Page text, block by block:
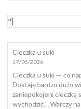
"]
Cieczka u suki
17/05/2026
Cieczka u suki — co
Dostaję bardzo dużo
zaniepokojeni cieczką
wychodzić.” „Warczy